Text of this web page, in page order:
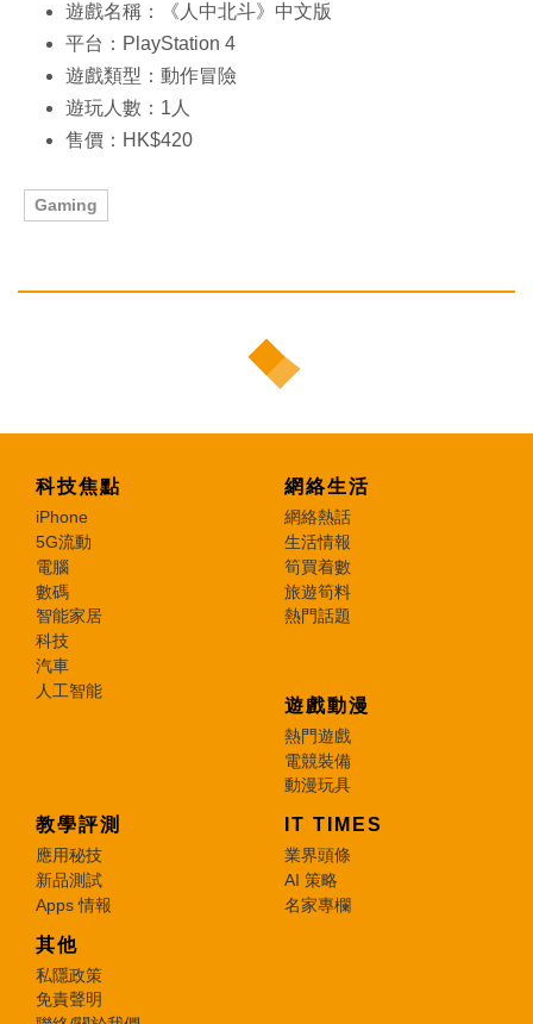
遊戲名稱：《人中北斗》中文版
平台：PlayStation 4
遊戲類型：動作冒險
遊玩人數：1人
售價：HK$420
Gaming
科技焦點
iPhone
5G流動
電腦
數碼
智能家居
科技
汽車
人工智能
網絡生活
網絡熱話
生活情報
筍買着數
旅遊筍料
熱門話題
遊戲動漫
熱門遊戲
電競裝備
動漫玩具
教學評測
應用秘技
新品測試
Apps 情報
IT TIMES
業界頭條
AI 策略
名家專欄
其他
私隱政策
免責聲明